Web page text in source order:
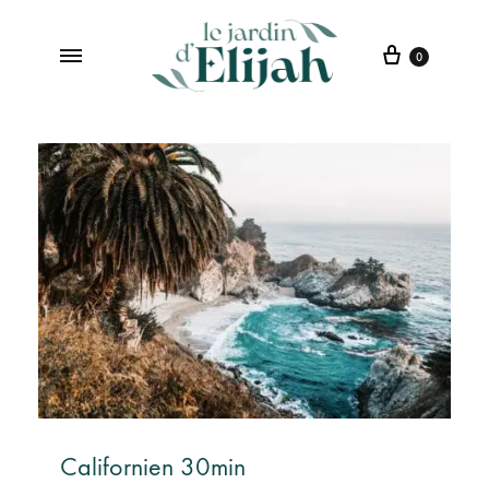
d’Elijah
Beauté
à
Saint-
Etienne
0
Californien 30min